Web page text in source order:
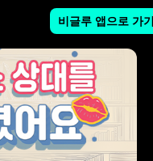
비글루 앱으로 가